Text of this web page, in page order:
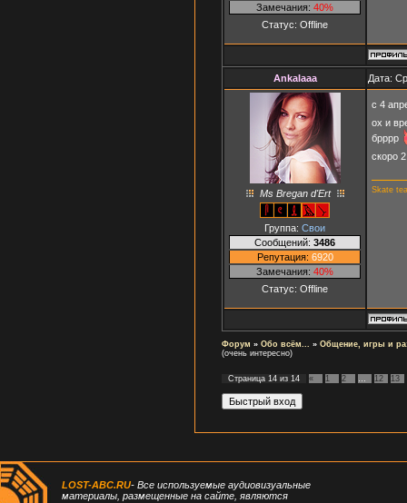
Замечания: 40%
Статус: Offline
AnkaIaaa Дата:
Ms Bregan d'Ert
Группа: Свои
Сообщений: 3486
Репутация: 6920
Замечания: 40%
Статус: Offline
c 4
ох и
брррр
скоро
Skate
Форум » Обо всём... » Общение, игры и
(очень интересно)
Страница 14 из 14 « 1 2 12 13
LOST-ABC.RU- Все используемые аудиовизуальные
материалы, размещенные на сайте, являются